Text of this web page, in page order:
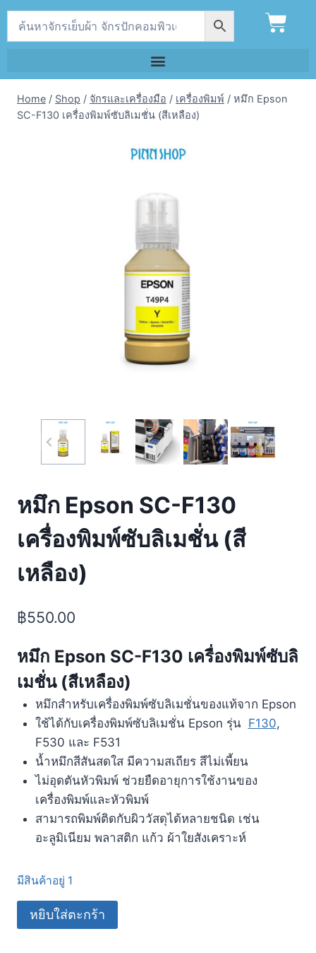
Home / Shop / จักรและเครื่องมือ / เครื่องพิมพ์ / หมึก Epson
SC-F130 เครื่องพิมพ์ซับลิเมชั่น (สีเหลือง)
หมึก Epson SC-F130
เครื่องพิมพ์ซับลิเมชั่น (สี
เหลือง)
฿550.00
หมึก Epson SC-F130 เครื่องพิมพ์ซับลิ
เมชั่น (สีเหลือง)
หมึกสำหรับเครื่องพิมพ์ซับลิเมชั่นของแท้จาก Epson
ใช้ได้กับเครื่องพิมพ์ซับลิเมชั่น Epson รุ่น F130,
F530 และ F531
น้ำหมึกสีสันสดใส มีความสเถียร สีไม่เพี้ยน
ไม่อุดตันหัวพิมพ์ ช่วยยืดอายุการใช้งานของ
เครื่องพิมพ์และหัวพิมพ์
สามารถพิมพ์ติดกับผิววัสดุได้หลายชนิด เช่น
อะลูมิเนียม พลาสติก แก้ว ผ้าใยสังเคราะห์
มีสินค้าอยู่ 1
หยิบใส่ตะกร้า